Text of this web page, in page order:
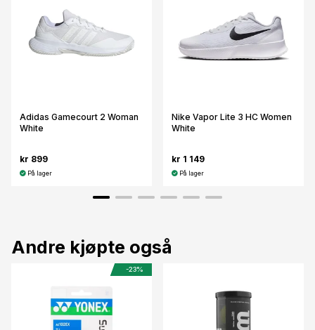
Adidas Gamecourt 2 Woman
White
kr 899
På lager
Nike Vapor Lite 3 HC Women
White
kr 1 149
På lager
Andre kjøpte også
-23%